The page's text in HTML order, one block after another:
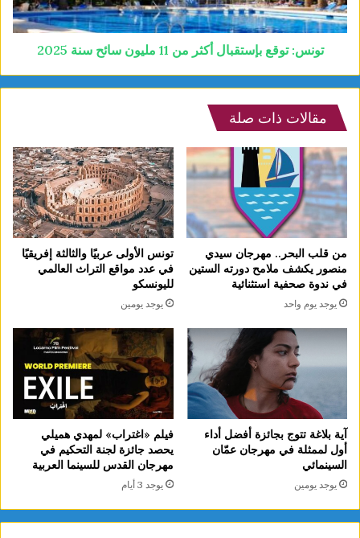
تونس: توقع بإستقبال أكثر من 11 مليون سائح سنة 2025
مقالات ذات صلة
من قلب البحر.. مهرجان سيدي
منصور يكشف ملامح دورته الستين
في ندوة صحفية استثنائية
يوجد يوم واحد
تونس الأولى عربيًا والثالثة إفريقيًا
في عدد مواقع التراث العالمي
لليونسكو
يوجد يومين
آية بلاغة تتوج بجائزة أفضل أداء
أول لممثلة في مهرجان عمّان
السينمائي
يوجد يومين
فيلم «اغتراب» لمهدي هميلي
يحصد جائزة لجنة التحكيم في
مهرجان القدس للسينما العربية
يوجد 3 أيام